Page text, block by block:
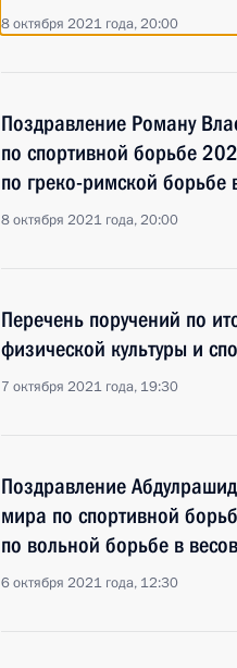
8 октября 2021 года, 20:00
Поздравление Роману
по спортивной борьбе
по греко-римской борьбе
8 октября 2021 года, 20:00
Перечень поручений по
физической культуры и
7 октября 2021 года, 19:30
Поздравление
мира по спортивной
по вольной борьбе в
6 октября 2021 года, 12:30